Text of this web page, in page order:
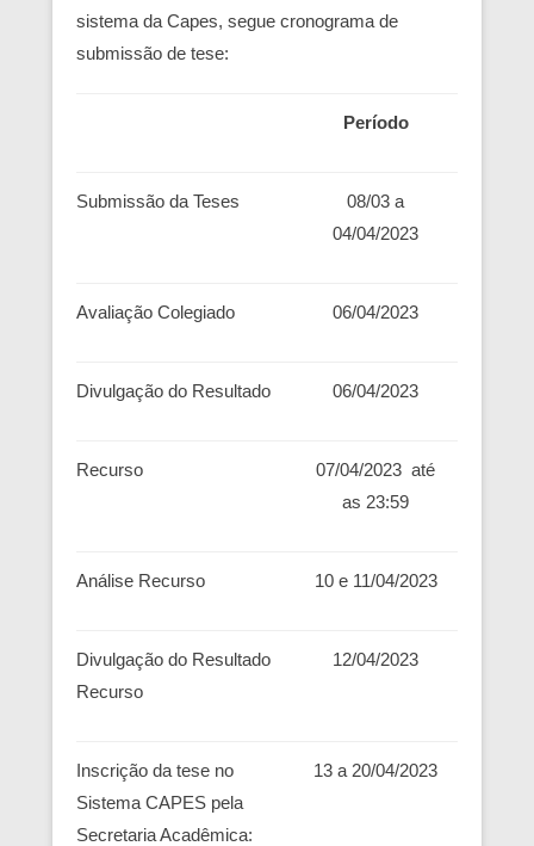
sistema da Capes, segue cronograma de
submissão de tese:
Período
Submissão da Teses
08/03 a
04/04/2023
Avaliação Colegiado 06/04/2023
Divulgação do Resultado 06/04/2023
Recurso 07/04/2023 até
as 23:59
Análise Recurso 10 e 11/04/2023
Divulgação do Resultado
Recurso
12/04/2023
Inscrição da tese no
Sistema CAPES pela
Secretaria Acadêmica:
13 a 20/04/2023